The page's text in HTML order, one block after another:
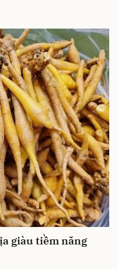
giàu tiềm năng